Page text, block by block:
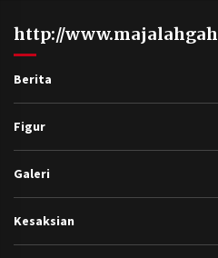
http://
Berita
Figur
Galeri
Kesaksian